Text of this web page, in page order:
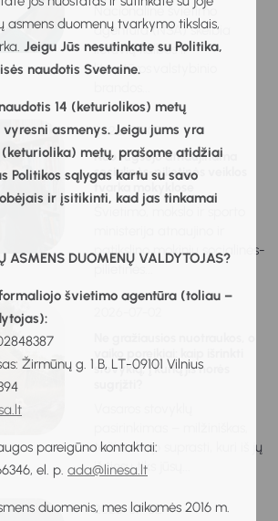
asmens duomenų tvarkymo tikslais,
Jeigu Jūs nesutinkate su Politika,
naudotis Svetaine.
14 (keturiolikos) metų
asmenys. Jeigu jums yra
(keturiolika) metų, prašome atidžiai
Politikos sąlygas kartu su savo
ir įsitikinti, kad jas tinkamai
ASMENS DUOMENŲ VALDYTOJAS?
švietimo agentūra (toliau –
Žirmūnų g. 1 B, LT-09101 Vilnius
pareigūno kontaktai:
el. p. ada@linesa.lt
duomenis, mes laikomės 2016 m.
Nacionalinė švietimo
agentūra (NŠA) skelbia
lietuvių kalbos ir
literatūros valstybinio
2026-07-03
Nuo rugsėjo atnaujinama
socialinės-pilietinės veiklos
tvarka mokyklose
Švietimo, mokslo ir sporto
patikslino mokinių socialinės-
pilietinės...
stovyklą, į kurią jis norės
tačiau kaip suprasti, kuri iš jų
iš tiesų tiks jūsų...
2026-07-02